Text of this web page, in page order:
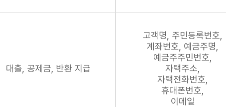
대출, 공제금, 반환 지급
고객명, 주민등록번호,
계좌번호, 예금주명,
예금주주민번호,
자택주소,
자택전화번호,
휴대폰번호,
이메일